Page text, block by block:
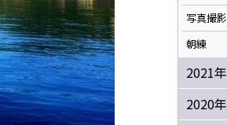
写真撮影
朝練
2021年
2020年